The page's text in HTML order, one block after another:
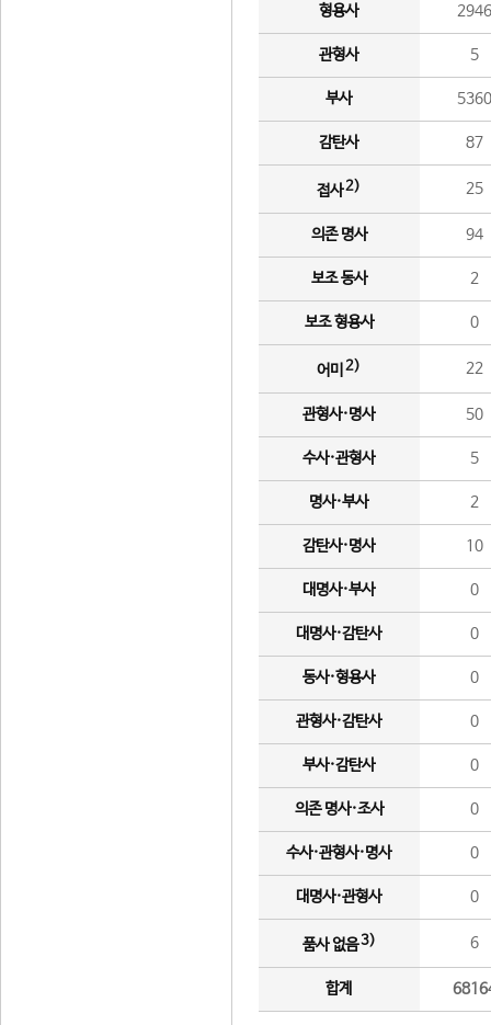
형용사 2946
관형사 5
부사 5360
감탄사 87
접사2) 25
의존 명사 94
보조 동사 2
보조 형용사 0
어미 2) 22
관형사·명사 50
수사·관형사 5
명사·부사 2
감탄사·명사 10
대명사·부사 0
대명사·감탄사 0
동사·형용사 0
관형사·감탄사 0
부사·감탄사 0
의존 명사·조사 0
수사·관형사·명사 0
대명사·관형사 0
품사 없음3) 6
합계